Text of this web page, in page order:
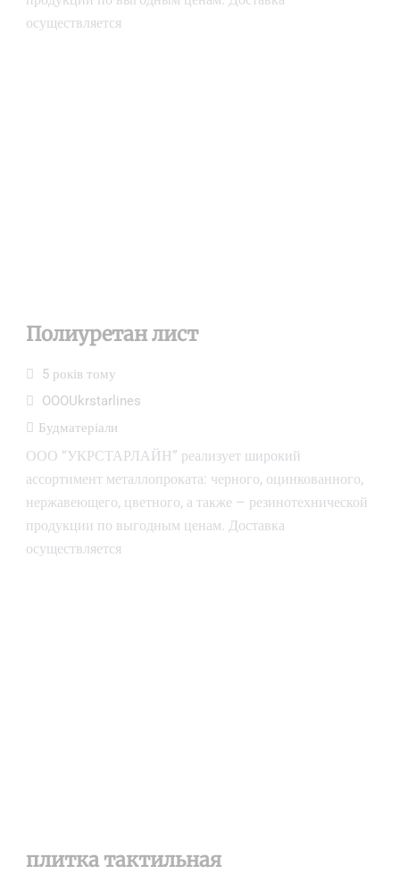
осуществляется
Полиуретан лист
5 років тому
OOOUkrstarlines
Будматеріали
ООО “УКРСТАРЛАЙН” реализует широкий
ассортимент металлопроката: черного, оцинкованного,
нержавеющего, цветного, а также – резинотехнической
продукции по выгодным ценам. Доставка
осуществляется
плитка тактильная